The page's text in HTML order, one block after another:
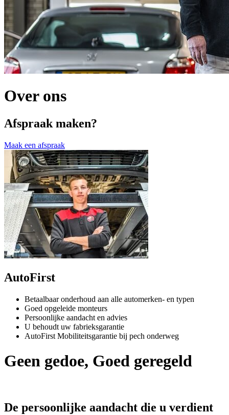
Over ons
Afspraak maken?
Maak een afspraak
AutoFirst
Betaalbaar onderhoud aan alle automerken- en typen
Goed opgeleide monteurs
Persoonlijke aandacht en advies
U behoudt uw fabrieksgarantie
AutoFirst Mobiliteitsgarantie bij pech onderweg
Geen gedoe, Goed geregeld
De persoonlijke aandacht die u verdient